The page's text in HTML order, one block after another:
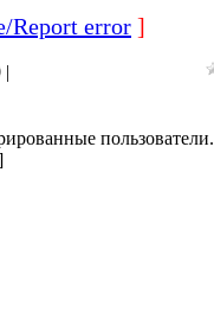
Report error ]
|
пользователи.